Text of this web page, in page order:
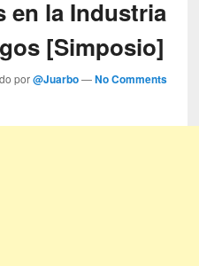
en la Industria
[Simposio]
por@Juarbo —No Comments